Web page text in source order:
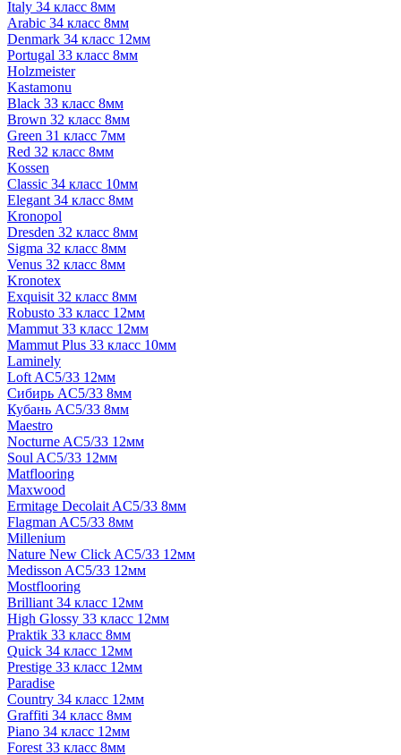
Italy 34 класс 8мм
Arabic 34 класс 8мм
Denmark 34 класс 12мм
Portugal 33 класс 8мм
Holzmeister
Kastamonu
Black 33 класс 8мм
Brown 32 класс 8мм
Green 31 класс 7мм
Red 32 класс 8мм
Kossen
Classic 34 класс 10мм
Elegant 34 класс 8мм
Kronopol
Dresden 32 класс 8мм
Sigma 32 класс 8мм
Venus 32 класс 8мм
Kronotex
Exquisit 32 класс 8мм
Robusto 33 класс 12мм
Mammut 33 класс 12мм
Mammut Plus 33 класс 10мм
Laminely
Loft AC5/33 12мм
Сибирь AC5/33 8мм
Кубань AC5/33 8мм
Maestro
Nocturne AC5/33 12мм
Soul AC5/33 12мм
Matflooring
Maxwood
Ermitage Decolait AC5/33 8мм
Flagman AC5/33 8мм
Millenium
Nature New Click AC5/33 12мм
Medisson AC5/33 12мм
Mostflooring
Brilliant 34 класс 12мм
High Glossy 33 класс 12мм
Praktik 33 класс 8мм
Quick 34 класс 12мм
Prestige 33 класс 12мм
Paradise
Country 34 класс 12мм
Graffiti 34 класс 8мм
Piano 34 класс 12мм
Forest 33 класс 8мм